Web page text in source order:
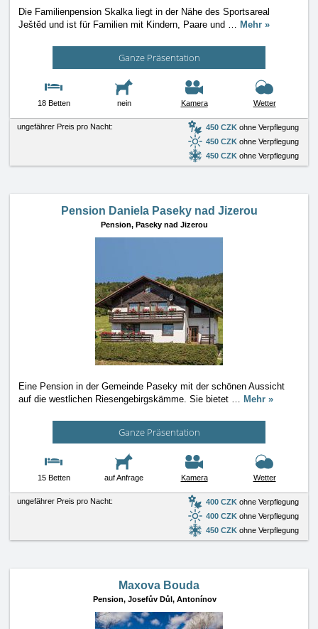
Die Familienpension Skalka liegt in der Nähe des Sportsareal
Ještěd und ist für Familien mit Kindern, Paare und … Mehr »
Ganze Präsentation
18 Betten nein Kamera Wetter
ungefährer Preis pro Nacht: 450 CZK ohne Verpflegung
450 CZK ohne Verpflegung
450 CZK ohne Verpflegung
Pension Daniela Paseky nad Jizerou
Pension, Paseky nad Jizerou
Eine Pension in der Gemeinde Paseky mit der schönen Aussicht
auf die westlichen Riesengebirgskämme. Sie bietet … Mehr »
Ganze Präsentation
15 Betten auf Anfrage Kamera Wetter
ungefährer Preis pro Nacht: 400 CZK ohne Verpflegung
400 CZK ohne Verpflegung
450 CZK ohne Verpflegung
Maxova Bouda
Pension, Josefův Důl, Antonínov